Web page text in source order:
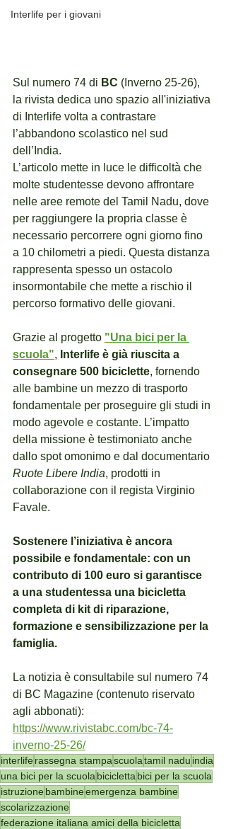
Interlife per i giovani
Sul numero 74 di BC (Inverno 25-26),
la rivista dedica uno spazio all'iniziativa
di Interlife volta a contrastare
l’abbandono scolastico nel sud
dell’India.
L’articolo mette in luce le difficoltà che
molte studentesse devono affrontare
nelle aree remote del Tamil Nadu, dove
per raggiungere la propria classe è
necessario percorrere ogni giorno fino
a 10 chilometri a piedi. Questa distanza
rappresenta spesso un ostacolo
insormontabile che mette a rischio il
percorso formativo delle giovani.
Grazie al progetto "Una bici per la
scuola", Interlife è già riuscita a
consegnare 500 biciclette, fornendo
alle bambine un mezzo di trasporto
fondamentale per proseguire gli studi in
modo agevole e costante. L’impatto
della missione è testimoniato anche
dallo spot omonimo e dal documentario
Ruote Libere India, prodotti in
collaborazione con il regista Virginio
Favale.
Sostenere l’iniziativa è ancora
possibile e fondamentale: con un
contributo di 100 euro si garantisce
a una studentessa una bicicletta
completa di kit di riparazione,
formazione e sensibilizzazione per la
famiglia.
La notizia è consultabile sul numero 74
di BC Magazine (contenuto riservato
agli abbonati):
https://www.rivistabc.com/bc-74-
inverno-25-26/
interlife rassegna stampascuolatamil nadu india
una bici per la scuola bicicletta bici per la scuola
istruzione bambineemergenza bambine
scolarizzazione
federazione italiana amici della bicicletta